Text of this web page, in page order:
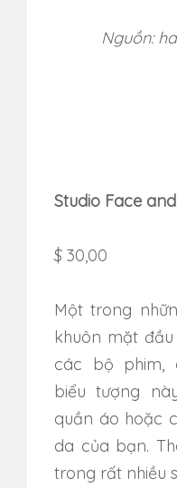
Nguồn:
Studio Face
$ 30,00
Một trong
khuôn mặt
các bộ phim,
biểu tượng
quần áo hoặc
da của bạn.
trong rất nhiều